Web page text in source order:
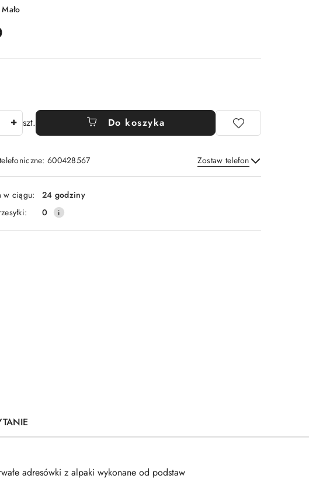
Mało
szt. Do koszyka
600428567 Zostaw telefon
Wyślij
w ciągu:
24 godziny
0
adresówki z alpaki wykonane od podstaw